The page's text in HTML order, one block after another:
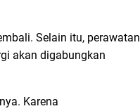
Selain itu, perawatan
akan digabungkan
Karena